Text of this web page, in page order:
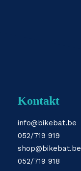
Kontakt
info@bikebat.be
052/719 919
shop@bikebat.be
052/719 918